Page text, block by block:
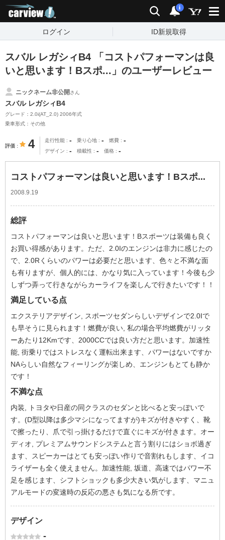
検索 通知
i
ログイン ID新規取得
スバル レガシィB4 「コストパフォーマンは良
いと思います！Bスポ...」のユーザーレビュー
ニックネーム非公開さん
スバル レガシィB4
グレード：2.0i(AT_2.0) 2006年式
乗車形式：その他
評価 4 走行性能 - 乗り心地 - 燃費 -
デザイン - 積載性 - 価格 -
コストパフォーマンは良いと思います！Bスポ...
2008.9.19
総評
コストパフォーマンは良いと思います！Bスポーツは装備も良く
お買い得感があります。ただ、2.0Iのエンジンは非力に感じたの
で、2.0Rくらいのパワーは必要だと思います、色々と不満な面
も有りますが、個人的には、かなり気に入っています！今後も少
しずつ弄って行きながらカーライフを楽しんで行きたいです！！
満足している点
エクステリアデザイン, スポーツセダンらしいデザインで2.0Iで
も早そうに見られます！燃費が良い, 私の場合平均燃費がリッタ
ーあたり12Kmです、2000CCでは良い方だと思います。加速性
能, 街乗りではストレスなく運転出来ます、パワーはないですか
NAらしい自然なフィーリングが楽しめ、エンジンもとても静か
です！
不満な点
内装, トヨタや日産の同クラスのセダンと比べると安っぽいで
す。(D型以降は多少マシになってますが)キズが付きやすく、靴
で擦ったり、爪で引っ掛けるだけで直ぐにキズが付きます。オー
ディオ, プレミアムサウンドシステムと言う割りにはショボ過ぎ
ます、スピーカーはとても安っぽい作りで音割れもします、イコ
ライザーも全く使えません。加速性能, 坂道、高速ではパワー不
足を感じます、シフトショックも多少大きい気がします、マニュ
アルモードの変速時の反応の悪さも気になる所です。
デザイン
-